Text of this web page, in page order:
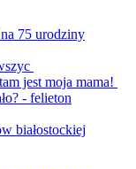
75 urodziny
jest moja mama!
- felieton
białostockiej